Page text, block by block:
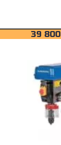
39 800